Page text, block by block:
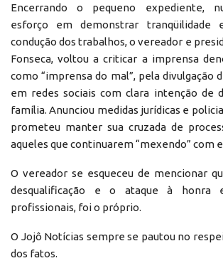
Encerrando o pequeno expediente,
esforço em demonstrar tranqüilidade
condução dos trabalhos, o vereador e
Fonseca, voltou a criticar a imprensa
como “imprensa do mal”, pela divulgação
em redes sociais com clara intenção de
família. Anunciou medidas jurídicas e
prometeu manter sua cruzada de
aqueles que continuarem “mexendo” com
O vereador se esqueceu de mencionar
desqualificação e o ataque à honra
profissionais, foi o próprio.
O Jojô Notícias sempre se pautou no
dos fatos.